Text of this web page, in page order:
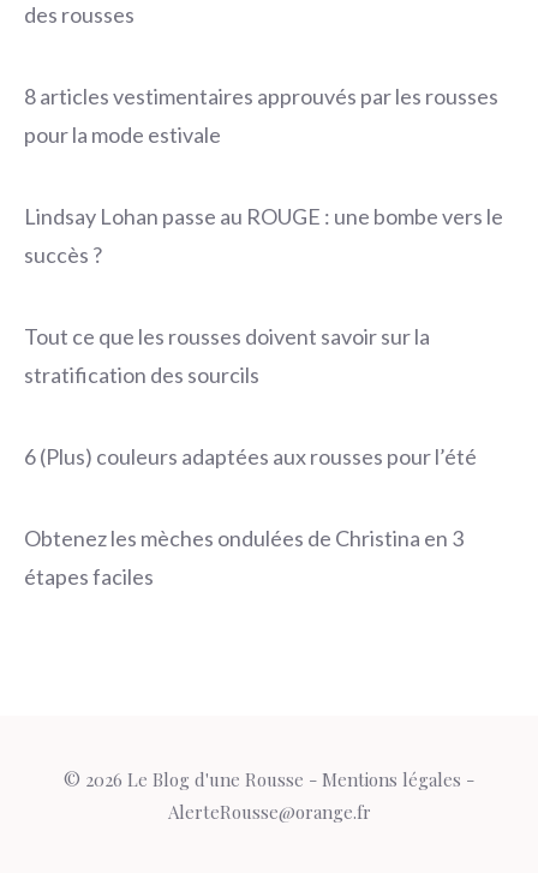
des rousses
8 articles vestimentaires approuvés par les rousses
pour la mode estivale
Lindsay Lohan passe au ROUGE : une bombe vers le
succès ?
Tout ce que les rousses doivent savoir sur la
stratification des sourcils
6 (Plus) couleurs adaptées aux rousses pour l’été
Obtenez les mèches ondulées de Christina en 3
étapes faciles
© 2026 Le Blog d'une Rousse - Mentions légales -
AlerteRousse@orange.fr